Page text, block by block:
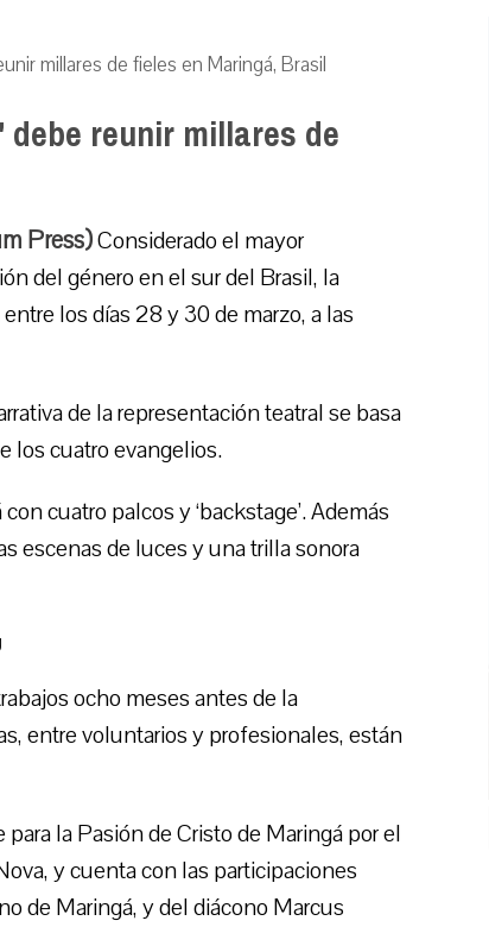
millares de fieles en Maringá, Brasil
reunir millares de
Press)Considerado el mayor
del género en el sur del Brasil, la
los días 28 y 30 de marzo, a las
de la representación teatral se basa
los cuatro evangelios.
cuatro palcos y ‘backstage’. Además
escenas de luces y una trilla sonora
ocho meses antes de la
entre voluntarios y profesionales, están
la Pasión de Cristo de Maringá por el
y cuenta con las participaciones
de Maringá, y del diácono Marcus